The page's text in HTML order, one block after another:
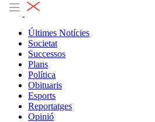
Últimes Notícies
Societat
Successos
Plans
Política
Obituaris
Esports
Reportatges
Opinió